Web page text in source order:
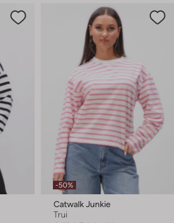
-50%
Catwalk Junkie
Trui